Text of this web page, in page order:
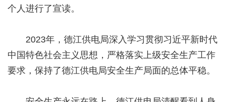
个人进行了宣读。
2023年，德江供电局深入学习贯彻习近平新时代
中国特色社会主义思想，严格落实上级安全生产工作
要求，保持了德江供电局安全生产局面的总体平稳。